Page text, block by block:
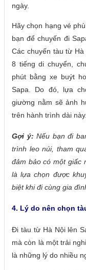
ngày.
Hãy chọn hạng vé
bạn để chuyến đi
Các chuyến tàu từ
8 tiếng di chuyển,
phút bằng xe buýt
Sapa. Do đó, lựa
giường nằm sẽ ảnh
trên hành trình dài này.
Gợi ý: Nếu bạn đi
trình leo núi, tham
đảm bảo có một giấc
là lựa chọn được
biệt khi đi cùng gia
4. Lý do nên chọn
Đi tàu từ Hà Nội lên
mà còn là một trải
là những lý do nhiều